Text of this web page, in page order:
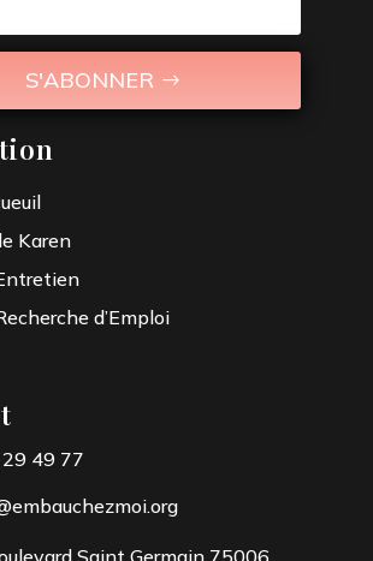
S'ABONNER
Karen
d’Emploi
49 77
Saint Germain 75006